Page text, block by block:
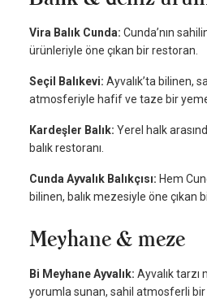
Vira Balık Cunda: Cunda’nın
ürünleriyle öne çıkan bir restoran.
Seçil Balıkevi: Ayvalık’ta bilinen,
atmosferiyle hafif ve taze bir
Kardeşler Balık: Yerel halk
balık restoranı.
Cunda Ayvalık Balıkçısı: Hem
bilinen, balık mezesiyle öne çıkan
Meyhane & meze
Bi Meyhane Ayvalık: Ayvalık
yorumla sunan, sahil atmosferli bir